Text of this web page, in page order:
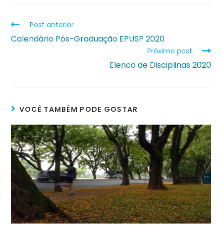
Post anterior
Calendário Pós-Graduação EPUSP 2020
Próximo post
Elenco de Disciplinas 2020
VOCÊ TAMBÉM PODE GOSTAR